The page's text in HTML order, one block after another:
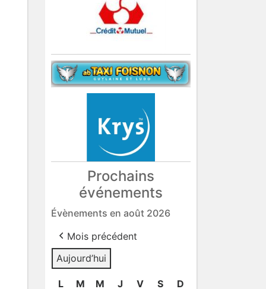
Prochains
événements
Évènements en août 2026
Mois précédent
Aujourd’hui
L lundi
M mardi
M mercredi
J jeudi
V vendredi
S samedi
D